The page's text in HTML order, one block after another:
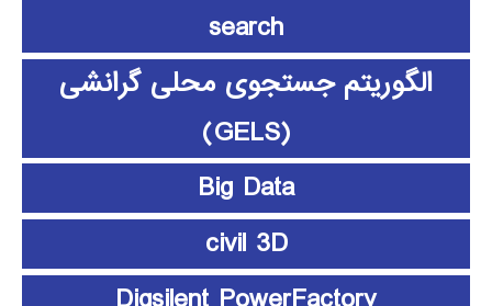
search
الگوریتم جستجوی محلی گرانشی
(GELS)
Big Data
civil 3D